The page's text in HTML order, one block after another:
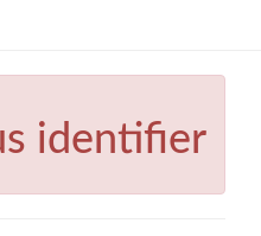
identifier